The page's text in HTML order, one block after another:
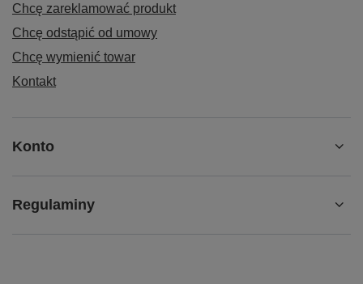
Chcę zareklamować produkt
Chcę odstąpić od umowy
Chcę wymienić towar
Kontakt
Konto
Regulaminy